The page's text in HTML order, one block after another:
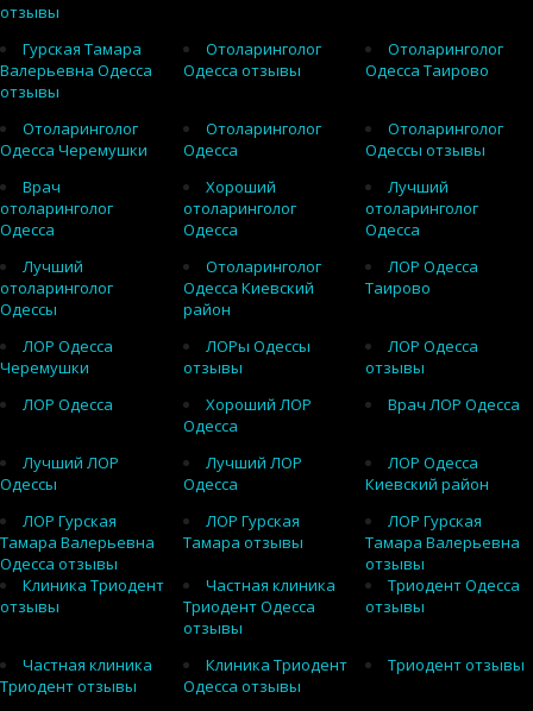
отзывы
Гурская Тамара
Валерьевна Одесса
отзывы
Отоларинголог
Одесса отзывы
Отоларинголог
Одесса Таирово
Отоларинголог
Одесса Черемушки
Отоларинголог
Одесса
Отоларинголог
Одессы отзывы
Врач
отоларинголог
Одесса
Хороший
отоларинголог
Одесса
Лучший
отоларинголог
Одесса
Лучший
отоларинголог
Одессы
Отоларинголог
Одесса Киевский
район
ЛОР Одесса
Таирово
ЛОР Одесса
Черемушки
ЛОРы Одессы
отзывы
ЛОР Одесса
отзывы
ЛОР Одесса
Хороший ЛОР
Одесса
Врач ЛОР Одесса
Лучший ЛОР
Одессы
Лучший ЛОР
Одесса
ЛОР Одесса
Киевский район
ЛОР Гурская
Тамара Валерьевна
Одесса отзывы
ЛОР Гурская
Тамара отзывы
ЛОР Гурская
Тамара Валерьевна
отзывы
Клиника Триодент
отзывы
Частная клиника
Триодент Одесса
отзывы
Триодент Одесса
отзывы
Частная клиника
Триодент отзывы
Клиника Триодент
Одесса отзывы
Триодент отзывы